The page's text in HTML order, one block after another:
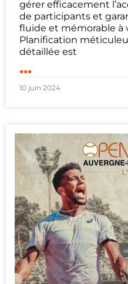
gérer efficacement
de participants et
fluide et mémorable à
Planification
détaillée est
...
10 juin 2024